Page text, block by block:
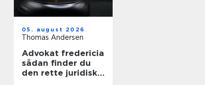
05. august 2026
Thomas Andersen
Advokat fredericia
sådan finder du
den rette juridiske